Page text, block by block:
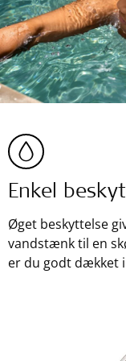
Enkel
Øget beskyttelse
vandstænk til en
er du godt dækket